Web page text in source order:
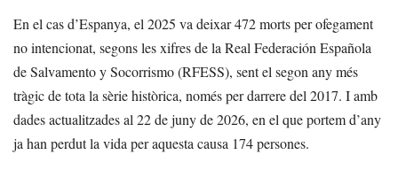
En el cas d’Espanya, el 2025 va deixar 472 morts per ofegament
no intencionat, segons les xifres de la Real Federación Española
de Salvamento y Socorrismo (RFESS), sent el segon any més
tràgic de tota la sèrie històrica, només per darrere del 2017. I amb
dades actualitzades al 22 de juny de 2026, en el que portem d’any
ja han perdut la vida per aquesta causa 174 persones.